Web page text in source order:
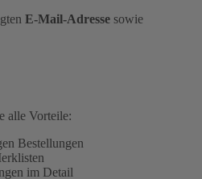
E-Mail-Adresse sowie
alle Vorteile:
Bestellungen
im Detail